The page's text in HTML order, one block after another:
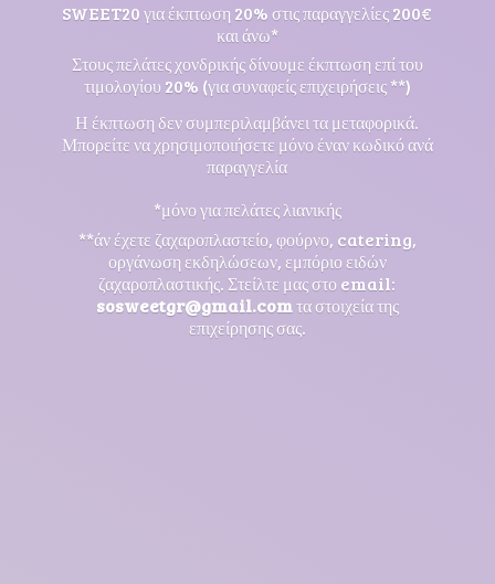
SWEET20 για έκπτωση 20% στις παραγγελίες 200€
και άνω*
Στους πελάτες χονδρικής δίνουμε έκπτωση επί του
τιμολογίου 20% (για συναφείς επιχειρήσεις **)
Η έκπτωση δεν συμπεριλαμβάνει τα μεταφορικά.
Μπορείτε να χρησιμοποιήσετε μόνο έναν κωδικό ανά
παραγγελία
*μόνο για πελάτες λιανικής
**άν έχετε ζαχαροπλαστείο, φούρνο, catering,
οργάνωση εκδηλώσεων, εμπόριο ειδών
ζαχαροπλαστικής. Στείλτε μας στο email:
sosweetgr@gmail.comτα στοιχεία της
επιχείρησης σας.